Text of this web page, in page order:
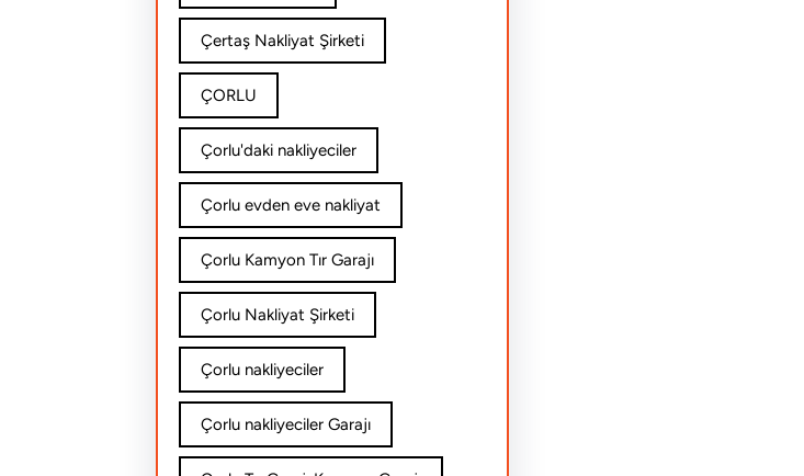
Çertaş Nakliyat Şirketi
ÇORLU
Çorlu'daki nakliyeciler
Çorlu evden eve nakliyat
Çorlu Kamyon Tır Garajı
Çorlu Nakliyat Şirketi
Çorlu nakliyeciler
Çorlu nakliyeciler Garajı